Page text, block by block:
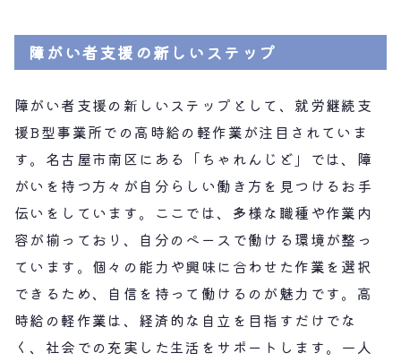
障がい者支援の新しいステップ
障がい者支援の新しいステップとして、就労継続支
援B型事業所での高時給の軽作業が注目されていま
す。名古屋市南区にある「ちゃれんじど」では、障
がいを持つ方々が自分らしい働き方を見つけるお手
伝いをしています。ここでは、多様な職種や作業内
容が揃っており、自分のペースで働ける環境が整っ
ています。個々の能力や興味に合わせた作業を選択
できるため、自信を持って働けるのが魅力です。高
時給の軽作業は、経済的な自立を目指すだけでな
く、社会での充実した生活をサポートします。一人